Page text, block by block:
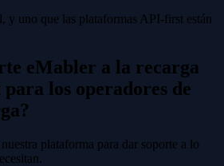
y uno que las plataformas API-first están
eMabler a la recarga
los operadores de
plataforma para dar soporte a lo